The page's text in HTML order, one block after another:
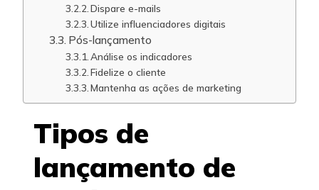
Dispare e-mails
Utilize influenciadores digitais
Pós-lançamento
Análise os indicadores
Fidelize o cliente
Mantenha as ações de marketing
Tipos de
lançamento de